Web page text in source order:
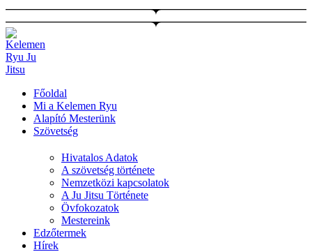
Ugrás
a
tartalomhoz
Főoldal
Mi a Kelemen Ryu
Alapító Mesterünk
Szövetség
Hivatalos Adatok
A szövetség története
Nemzetközi kapcsolatok
A Ju Jitsu Története
Övfokozatok
Mestereink
Edzőtermek
Hírek